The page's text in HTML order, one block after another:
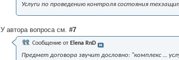
Услуги по проведению контроля состояния
У автора вопроса см. #7
Сообщение от Elena RnD
Предмет договора звучит дословно: "комплекс ...